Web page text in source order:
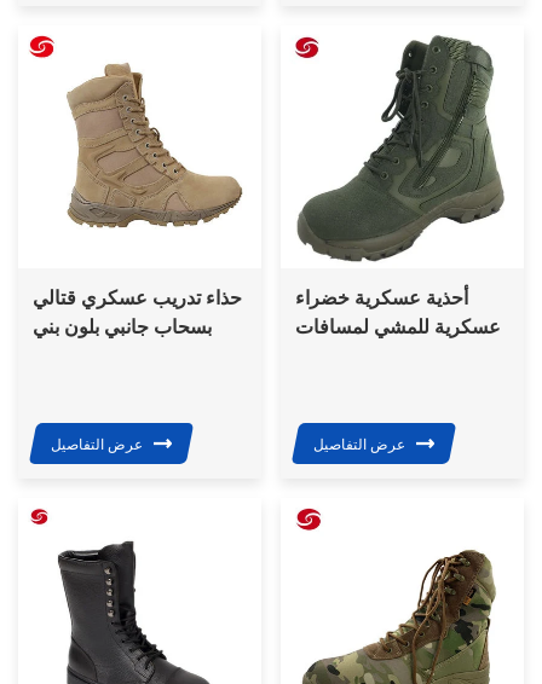
حذاء تدريب عسكري قتالي
بسحاب جانبي بلون بني
عرض التفاصيل
أحذية عسكرية خضراء
عسكرية للمشي لمسافات
عرض التفاصيل